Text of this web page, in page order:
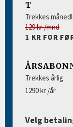
T
Trekkes
129 kr /mnd
Trekkes årlig
1290 kr /år
Velg